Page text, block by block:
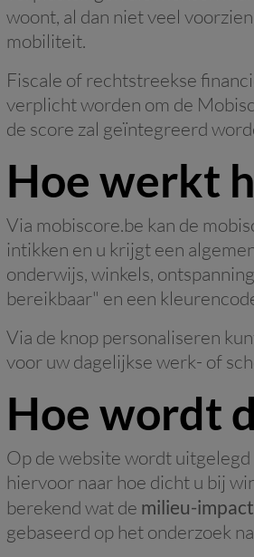
woont, al dan niet veel
mobiliteit.
Fiscale of rechtstreekse
verplicht worden om de
de score zal geïntegreerd
Hoe werkt
Via mobiscore.be kan de
intikken en u krijgt een
onderwijs, winkels,
bereikbaar" en een
Via de knop personaliseren
voor uw dagelijkse werk- of
Hoe wordt
Op de website wordt
hiervoor naar hoe dicht u bij
berekend wat de milieu-impact
gebaseerd op het onderzoek